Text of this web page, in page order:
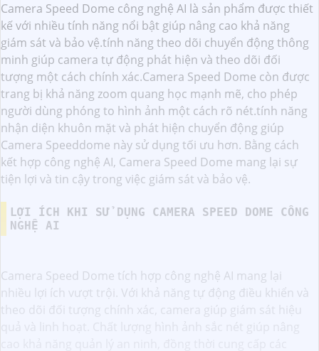
Camera Speed Dome công nghệ AI là sản phẩm được thiết
kế với nhiều tính năng nổi bật giúp nâng cao khả năng
giám sát và bảo vệ.tính năng theo dõi chuyển động thông
minh giúp camera tự động phát hiện và theo dõi đối
tượng một cách chính xác.Camera Speed Dome còn được
trang bị khả năng zoom quang học mạnh mẽ, cho phép
người dùng phóng to hình ảnh một cách rõ nét.tính năng
nhận diện khuôn mặt và phát hiện chuyển động giúp
Camera Speeddome này sử dụng tối ưu hơn. Bằng cách
kết hợp công nghệ AI, Camera Speed Dome mang lại sự
tiện lợi và tin cậy trong việc giám sát và bảo vệ.
LỢI ÍCH KHI SỬ DỤNG CAMERA SPEED DOME CÔNG
NGHỆ AI
Camera Speed Dome tích hợp công nghệ AI mang lại
nhiều lợi ích vượt trội. Với khả năng tự động điều khiển và
theo dõi đối tượng chính xác, camera giúp giám sát hiệu